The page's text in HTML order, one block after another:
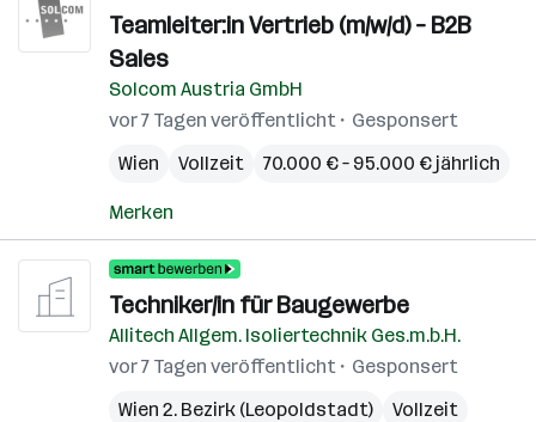
Teamleiter:in Vertrieb (m/w/d) – B2B
Sales
Solcom Austria GmbH
vor 7 Tagen veröffentlicht
Gesponsert
Wien
Vollzeit 70.000 € – 95.000 € jährlich
Merken
Techniker/in für Baugewerbe
Allitech Allgem. Isoliertechnik Ges.m.b.H.
vor 7 Tagen veröffentlicht
Gesponsert
Wien 2. Bezirk (Leopoldstadt)
Vollzeit